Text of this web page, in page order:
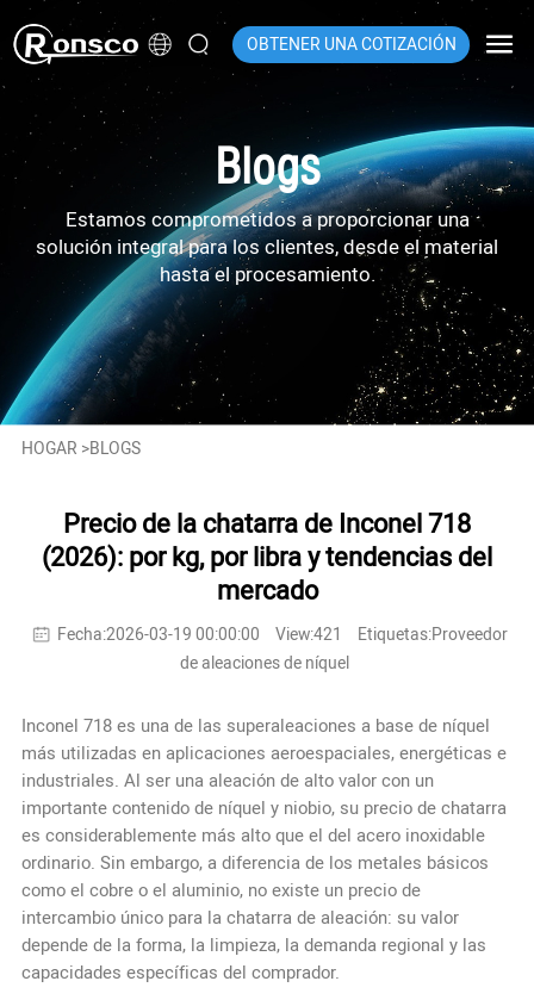
OBTENER UNA COTIZACIÓN
Blogs
Estamos comprometidos a proporcionar una
solución integral para los clientes, desde el material
hasta el procesamiento.
HOGAR >BLOGS
Precio de la chatarra de Inconel 718
(2026): por kg, por libra y tendencias del
mercado
Fecha:2026-03-19 00:00:00 View:421
Etiquetas:Proveedor
de aleaciones de níquel
Inconel 718 es una de las superaleaciones a base de níquel
más utilizadas en aplicaciones aeroespaciales, energéticas e
industriales. Al ser una aleación de alto valor con un
importante contenido de níquel y niobio, su precio de chatarra
es considerablemente más alto que el del acero inoxidable
ordinario. Sin embargo, a diferencia de los metales básicos
como el cobre o el aluminio, no existe un precio de
intercambio único para la chatarra de aleación: su valor
depende de la forma, la limpieza, la demanda regional y las
capacidades específicas del comprador.